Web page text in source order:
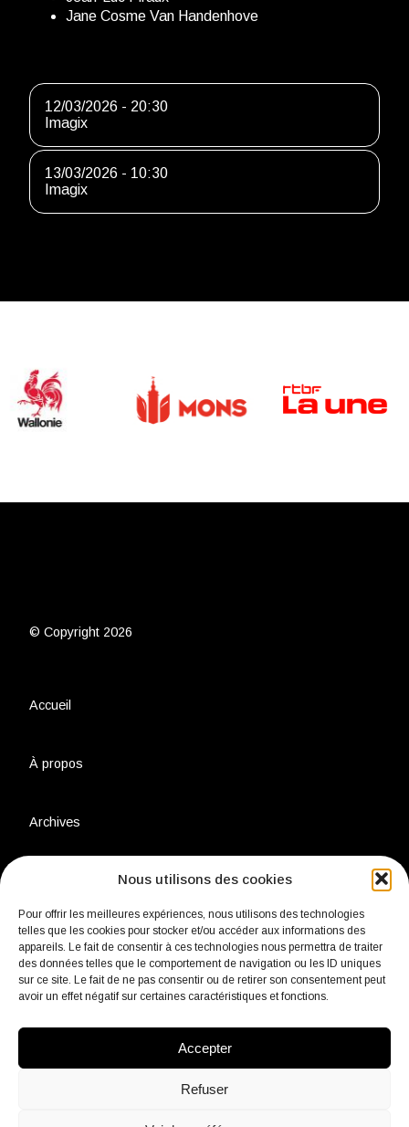
Nous utilisons des cookies
Pour offrir les meilleures expériences, nous utilisons des technologies
telles que les cookies pour stocker et/ou accéder aux informations des
appareils. Le fait de consentir à ces technologies nous permettra de traiter
des données telles que le comportement de navigation ou les ID uniques
sur ce site. Le fait de ne pas consentir ou de retirer son consentement peut
avoir un effet négatif sur certaines caractéristiques et fonctions.
Accepter
Refuser
Jane Cosme Van Handenhove
12/03/2026 - 20:30
Imagix
13/03/2026 - 10:30
Imagix
© Copyright 2026
Accueil
À propos
Archives
Charte environnementale
Politique de confidentialité
Mentions légales